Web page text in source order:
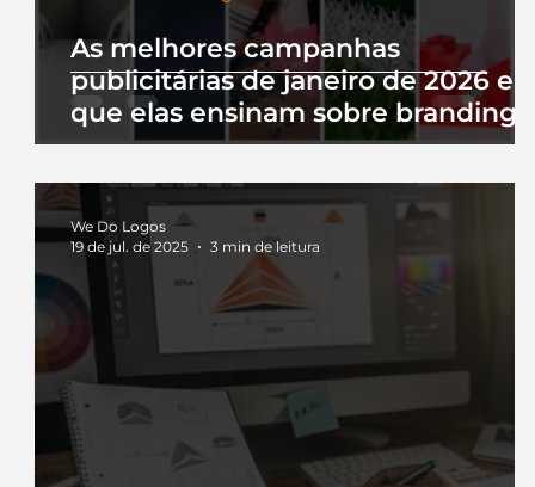
As melhores campanhas
publicitárias de janeiro de 2026 e
que elas ensinam sobre branding
We Do Logos
19 de jul. de 2025
3 min de leitura